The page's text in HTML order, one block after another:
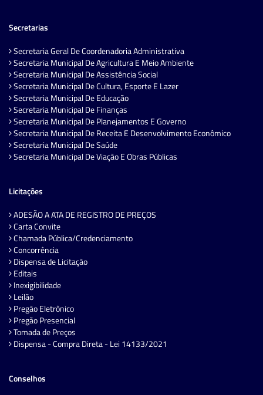
Secretarias
Secretaria Geral De Coordenadoria Administrativa
Secretaria Municipal De Agricultura E Meio Ambiente
Secretaria Municipal De Assistência Social
Secretaria Municipal De Cultura, Esporte E Lazer
Secretaria Municipal De Educação
Secretaria Municipal De Finanças
Secretaria Municipal De Planejamentos E Governo
Secretaria Municipal De Receita E Desenvolvimento Econômico
Secretaria Municipal De Saúde
Secretaria Municipal De Viação E Obras Públicas
Licitações
ADESÃO A ATA DE REGISTRO DE PREÇOS
Carta Convite
Chamada Pública/Credenciamento
Concorrência
Dispensa de Licitação
Editais
Inexigibilidade
Leilão
Pregão Eletrônico
Pregão Presencial
Tomada de Preços
Dispensa - Compra Direta - Lei 14133/2021
Conselhos